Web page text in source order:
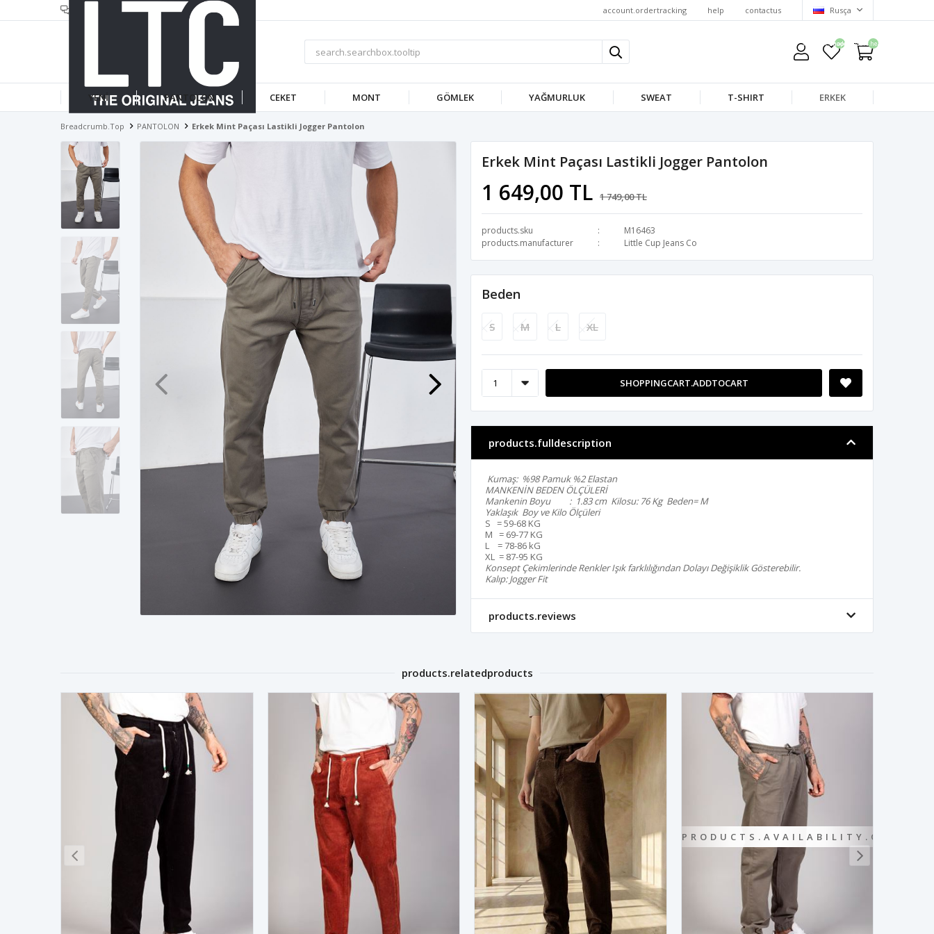
header.infotext account.ordertracking help contactus Rusça
wishlist.headerquantity
shoppingcart.headerquantity
YENİ PANTOLON CEKET MONT GÖMLEK YAĞMURLUK SWEAT T-SHIRT ERKEK
Breadcrumb.top PANTOLON Erkek Mint Paçası Lastikli Jogger Pantolon
Erkek Mint Paçası Lastikli Jogger Pantolon
1 649,00 TL 1 749,00 TL
products.sku
M16463
products.manufacturer
Little Cup Jeans Co
Beden
S M L XL
SHOPPINGCART.ADDTOCART
products.fulldescription
Kumaş: %98 Pamuk %2 Elastan
MANKENİN BEDEN ÖLÇÜLERİ
Mankenin Boyu : 1.83 cm Kilosu: 76 Kg Beden= M
Yaklaşık Boy ve Kilo Ölçüleri
S = 59-68 KG
M = 69-77 KG
L = 78-86 kG
XL = 87-95 KG
Konsept Çekimlerinde Renkler Işık farklılığından Dolayı Değişiklik Gösterebilir.
Kalıp: Jogger Fit
products.reviews
products.relatedproducts